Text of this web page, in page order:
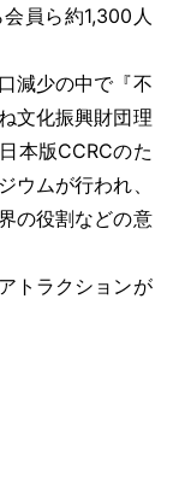
員ら約1,300人
減少の中で『不
文化振興財団理
本版CCRCのた
ウムが行われ、
の役割などの意
トラクションが